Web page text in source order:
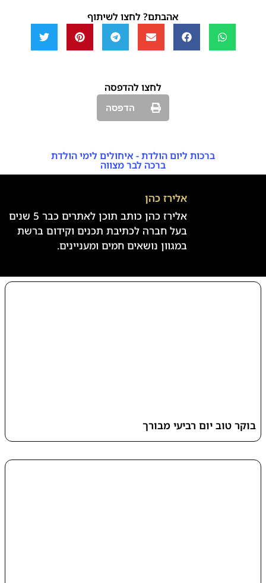
אהבתם? לחצו לשיתוף
לחצו להדפסה
הדפסה
ברכות ליום הולדת - איחולים לימי הולדת
ברכה לבר מצווה
אלירז כהן
אלירז כהן כותב תוכן לאתרים כבר 5 שנים
בעל חברה לכתיבת תכנים וקידום ברשת
במגוון נושאים חמים ומעניינים.
בוקר טוב יום רביעי מבורך